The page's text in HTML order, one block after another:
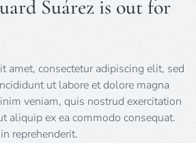
Suárez is out for
amet, consectetur adipiscing elit, sed
ut labore et dolore magna
veniam, quis nostrud exercitation
aliquip ex ea commodo consequat.
reprehenderit.